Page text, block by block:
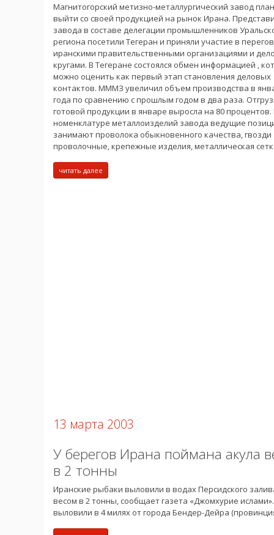
Магнитогорский метизно-металлургический завод
выйти со своей продукцией на рынок Ирана.
завода в составе делегации промышленников
региона посетили Тегеран и приняли участие в
иранскими правительственными организациями и
кругами. В Тегеране состоялся обмен информацией ,
можно оценить как первый этап становления деловых
контактов. МММЗ увеличил объем производства в
года по сравнению с прошлым годом в два раза.
готовой продукции в январе выросла на 80 процентов.
номенклатуре металлоизделий завода ведущие
занимают проволока обыкновенного качества, гвозди
проволочные, крепежные изделия, металлическая
читать далее
13 марта 2003
У берегов Ирана поймана акула
в 2 тонны
Иранские рыбаки выловили в водах Персидского
весом в 2 тонны, сообщает газета «Джомхурие
выловили в 4 милях от города Бендер-Дейра